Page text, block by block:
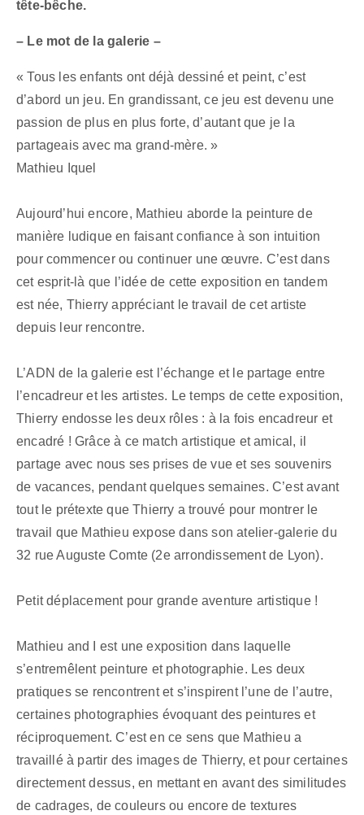
tête-bêche.
– Le mot de la galerie –
« Tous les enfants ont déjà dessiné et peint, c’est
d’abord un jeu. En grandissant, ce jeu est devenu une
passion de plus en plus forte, d’autant que je la
partageais avec ma grand-mère. »
Mathieu Iquel
Aujourd’hui encore, Mathieu aborde la peinture de
manière ludique en faisant confiance à son intuition
pour commencer ou continuer une œuvre. C’est dans
cet esprit-là que l’idée de cette exposition en tandem
est née, Thierry appréciant le travail de cet artiste
depuis leur rencontre.
L’ADN de la galerie est l’échange et le partage entre
l’encadreur et les artistes. Le temps de cette exposition,
Thierry endosse les deux rôles : à la fois encadreur et
encadré ! Grâce à ce match artistique et amical, il
partage avec nous ses prises de vue et ses souvenirs
de vacances, pendant quelques semaines. C’est avant
tout le prétexte que Thierry a trouvé pour montrer le
travail que Mathieu expose dans son atelier-galerie du
32 rue Auguste Comte (2e arrondissement de Lyon).
Petit déplacement pour grande aventure artistique !
Mathieu and I est une exposition dans laquelle
s’entremêlent peinture et photographie. Les deux
pratiques se rencontrent et s’inspirent l’une de l’autre,
certaines photographies évoquant des peintures et
réciproquement. C’est en ce sens que Mathieu a
travaillé à partir des images de Thierry, et pour certaines
directement dessus, en mettant en avant des similitudes
de cadrages, de couleurs ou encore de textures